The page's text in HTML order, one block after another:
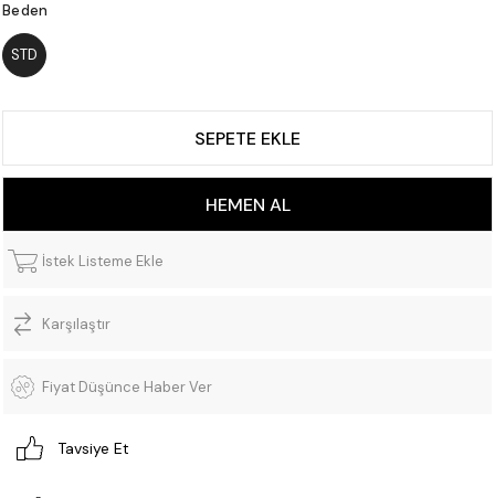
Beden
STD
İstek Listeme Ekle
Karşılaştır
Fiyat Düşünce Haber Ver
Tavsiye Et